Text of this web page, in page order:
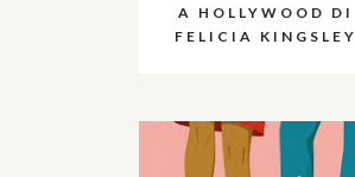
A HOLLYWOOD DI
FELICIA KINGSLEY